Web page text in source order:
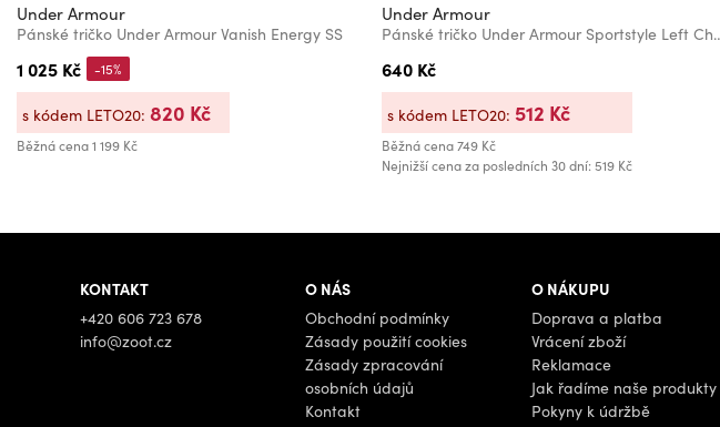
Under Armour
Pánské tričko Under Armour Vanish Energy SS
1 025 Kč
Běžná cena1 199 Kč
-15%
s kódem LETO20: 820 Kč
Under Armour
Pánské tričko
640 Kč
Běžná cena749 Kč
Nejnižší cena za posledních 30 dní: 519 Kč
s kódem LETO20: 512 Kč
KONTAKT
+420 606 723 678
info@zoot.cz
O NÁS
Obchodní podmínky
Zásady použití cookies
Zásady zpracování
osobních údajů
Kontakt
O NÁKUPU
Doprava a platba
Vrácení zboží
Reklamace
Jak řadíme naše produkty
Pokyny k údržbě